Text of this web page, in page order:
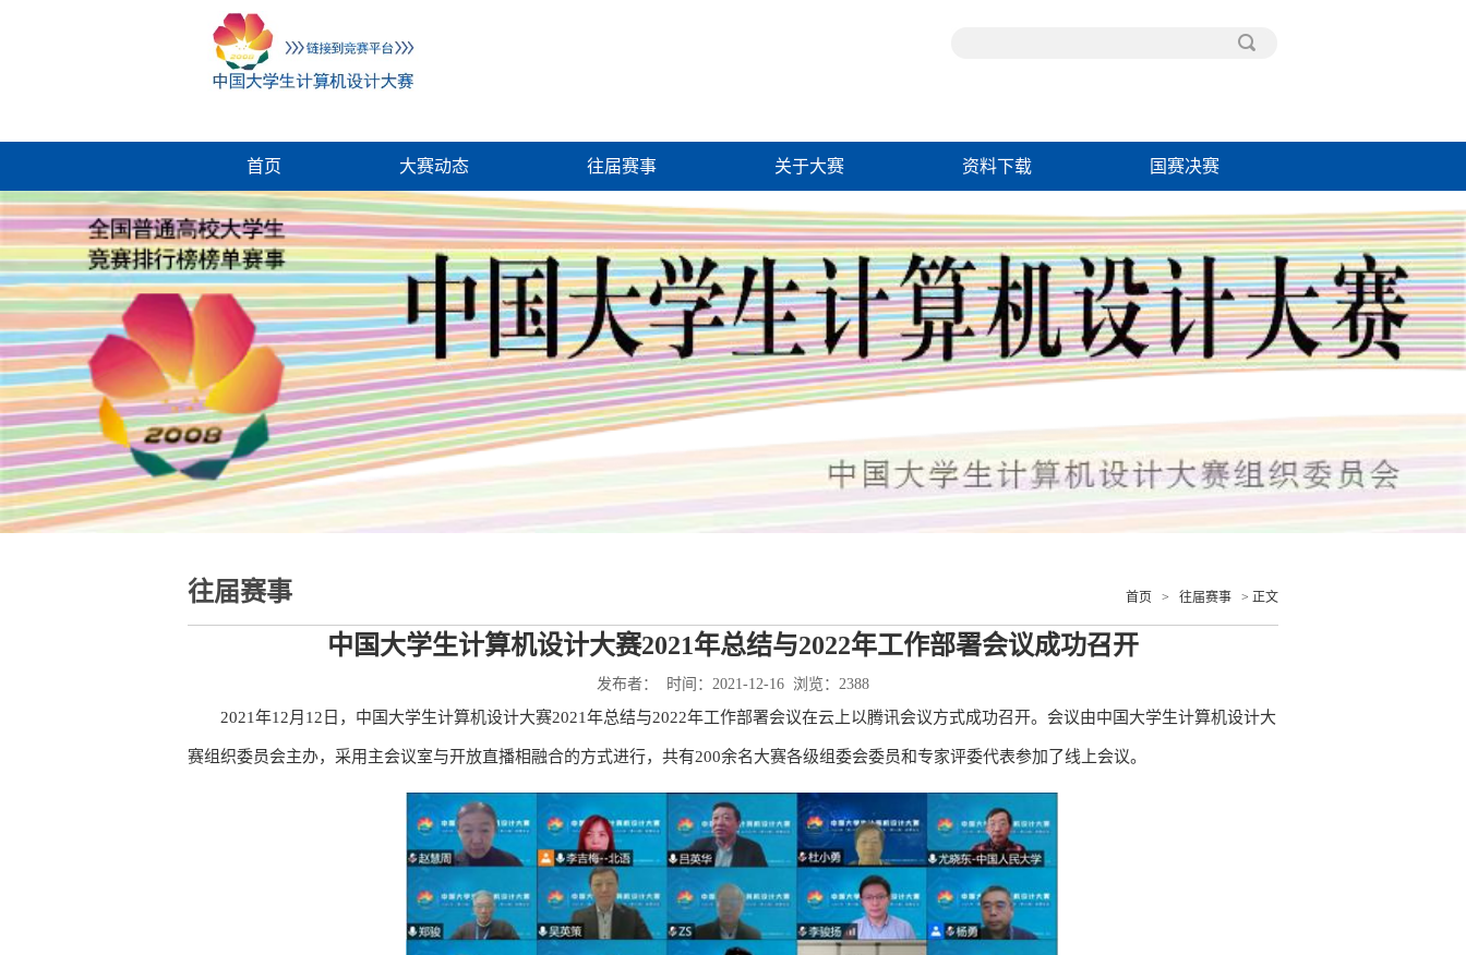
首页 大赛动态 往届赛事 关于大赛 资料下载 国赛决赛
往届赛事 首页 > 往届赛事 > 正文
中国大学生计算机设计大赛2021年总结与2022年工作部署会议成功召开
发布者： 时间：2021-12-16 浏览： 2388
2021年12月12日，中国大学生计算机设计大赛2021年总结与2022年工作部署会议在云上以腾讯会议方式成功召开。会议由中国大学生计算机设计大
赛组织委员会主办，采用主会议室与开放直播相融合的方式进行，共有200余名大赛各级组委会委员和专家评委代表参加了线上会议。